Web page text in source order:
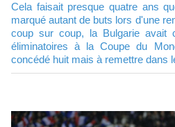
Cela faisait presque quatre ans
marqué autant de buts lors d'une
coup sur coup, la Bulgarie avait
éliminatoires à la Coupe du
concédé huit mais à remettre dans